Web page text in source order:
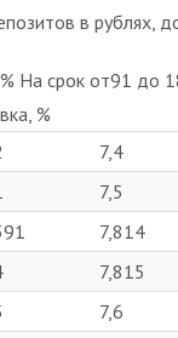
в рублях,
На срок от91 до
%
7,4
7,5
7,814
7,815
7,6